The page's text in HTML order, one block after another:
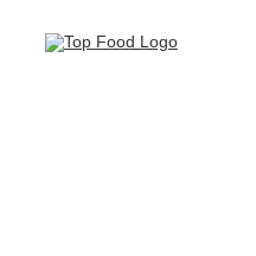
Inhalt